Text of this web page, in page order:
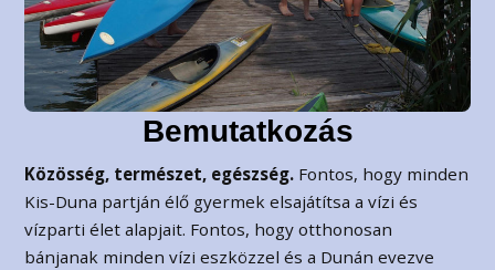
Bemutatkozás
Közösség, természet, egészség. Fontos, hogy minden
Kis-Duna partján élő gyermek elsajátítsa a vízi és
vízparti élet alapjait. Fontos, hogy otthonosan
bánjanak minden vízi eszközzel és a Dunán evezve